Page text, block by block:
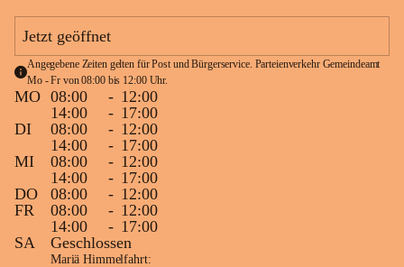
Jetzt geöffnet
Angegebene Zeiten gelten für Post und Bürgerservice. Parteienverkehr Gemeindeamt
Mo - Fr von 08:00 bis 12:00 Uhr.
MO 08:00 - 12:00
14:00
- 17:00
DI
08:00 - 12:00
14:00
- 17:00
MI
08:00 - 12:00
14:00
- 17:00
DO
08:00 - 12:00
FR
08:00 - 12:00
14:00
- 17:00
SA
Geschlossen
Mariä Himmelfahrt: